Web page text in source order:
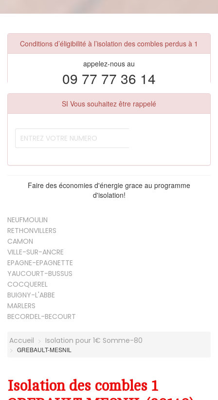
Conditions d’éligibilité à l’isolation des combles perdus à 1
appelez-nous au
09 77 77 36 14
SI Vous souhaitez être rappelé
Faire des économies d'énergie grace au programme
d'isolation!
NEUFMOULIN
RETHONVILLERS
CAMON
VILLE-SUR-ANCRE
EPAGNE-EPAGNETTE
YAUCOURT-BUSSUS
COCQUEREL
BUIGNY-L'ABBE
MARLERS
BECORDEL-BECOURT
Accueil Isolation pour 1€ Somme-80
GREBAULT-MESNIL
Isolation des combles 1